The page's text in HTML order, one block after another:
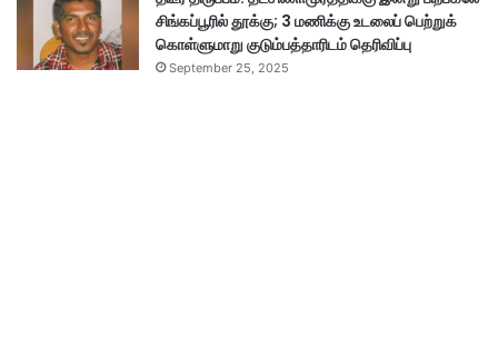
சிங்கப்பூரில் தூக்கு; 3 மணிக்கு உடலைப் பெற்றுக்
கொள்ளுமாறு குடும்பத்தாரிடம் தெரிவிப்பு
September 25, 2025